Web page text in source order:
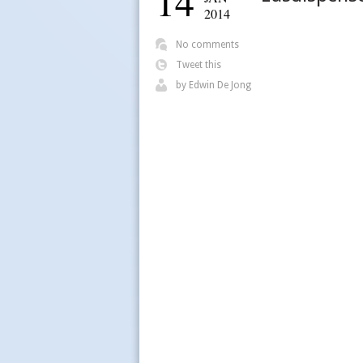
2014
No comments
Tweet this
by Edwin De Jong